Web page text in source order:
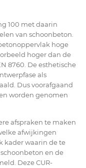
100 met daarin
van schoonbeton.
hoge
hoger dan de
8760. De esthetische
als
Dus voorafgaand
worden genomen
afspraken te maken
afwijkingen
kader waarin de te
en de
Deze CUR-